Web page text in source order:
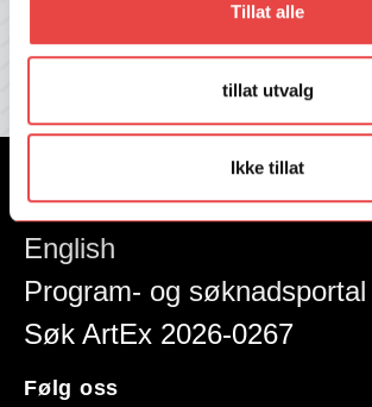
Tillat alle
tillat utvalg
Ikke tillat
personvernerklæring her
Nyheter
English
Program- og søknadsportal
Søk ArtEx 2026-0267
Følg oss